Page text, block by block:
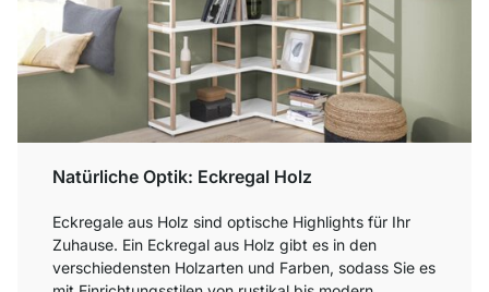
Natürliche Optik: Eckregal Holz
Eckregale aus Holz sind optische Highlights für Ihr
Zuhause. Ein Eckregal aus Holz gibt es in den
verschiedensten Holzarten und Farben, sodass Sie es